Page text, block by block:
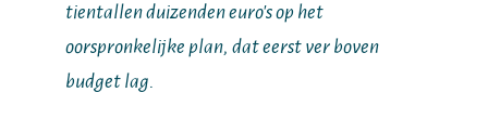
tientallen duizenden euro's op het
oorspronkelijke plan, dat eerst ver boven
budget lag.